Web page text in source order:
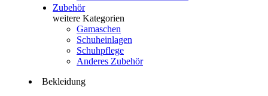
Zubehör
weitere Kategorien
Gamaschen
Schuheinlagen
Schuhpflege
Anderes Zubehör
Bekleidung